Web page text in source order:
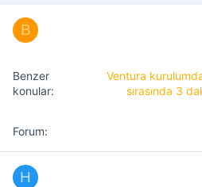
B
Ventura
sırasında 3
H